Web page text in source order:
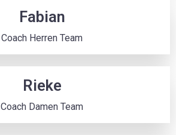
Fabian
Coach Herren Team
Rieke
Coach Damen Team